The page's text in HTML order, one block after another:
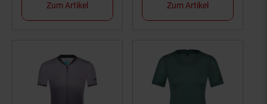
Zum Artikel Zum Artikel